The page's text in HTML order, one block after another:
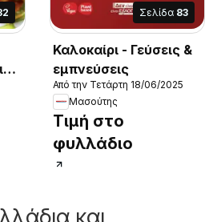
Σελίδα 83
Καλοκαίρι - Γεύσεις &
εμπνεύσεις
Από την Τετάρτη 18/06/2025
Μασούτης
Τιμή στο
φυλλάδιο
και